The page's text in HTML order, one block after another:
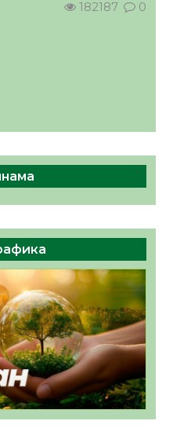
182187 0